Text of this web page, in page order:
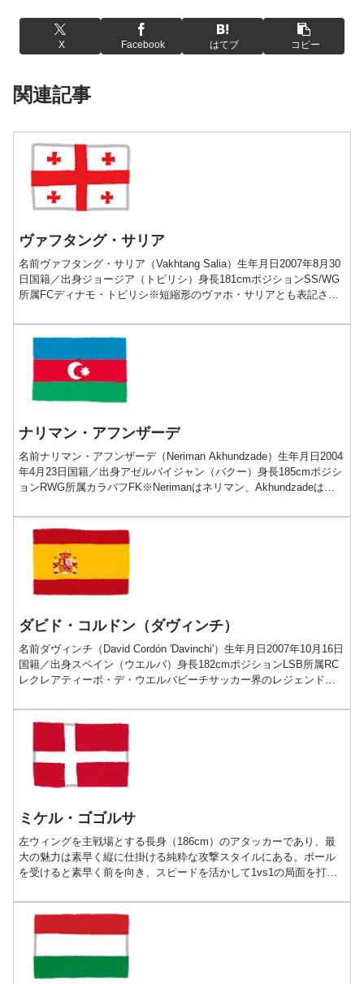
X Facebook はてブ コピー
関連記事
ヴァフタング・サリア
名前ヴァフタング・サリア（Vakhtang Salia）生年月日2007年8月30
日国籍／出身ジョージア（トビリシ）身長181cmポジションSS/WG
所属FCディナモ・トビリシ※短縮形のヴァホ・サリアとも表記され
ナリマン・アフンザーデ
名前ナリマン・アフンザーデ（Neriman Akhundzade）生年月日2004
年4月23日国籍／出身アゼルバイジャン（バクー）身長185cmポジシ
ョンRWG所属カラバフFK※Nerimanはネリマン、Akhundzadeはア
ダビド・コルドン（ダヴィンチ）
名前ダヴィンチ（David Cordón 'Davinchi'）生年月日2007年10月16日
国籍／出身スペイン（ウエルバ）身長182cmポジションLSB所属RC
レクレアティーボ・デ・ウエルバビーチサッカー界のレジェンドを
ミケル・ゴゴルサ
左ウィングを主戦場とする長身（186cm）のアタッカーであり、最
大の魅力は素早く縦に仕掛ける純粋な攻撃スタイルにある。ボール
を受けると素早く前を向き、スピードを活かして1vs1の局面を打開
に優れている。